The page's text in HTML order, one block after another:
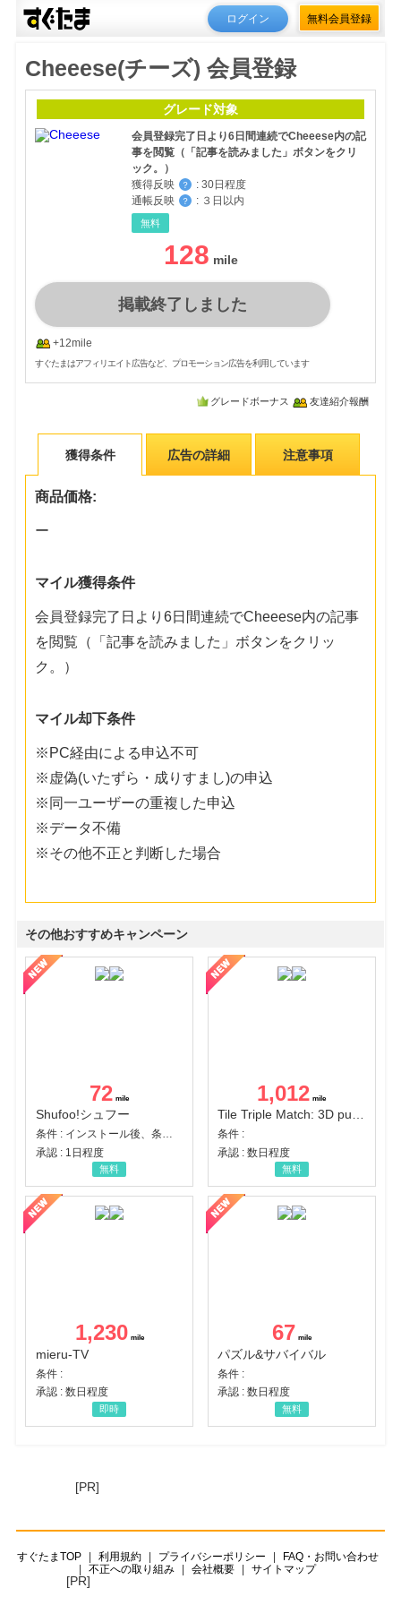
ログイン 無料会員登録
Cheeese(チーズ) 会員登録
グレード対象
会員登録完了日より6日間連続でCheeese内の記
事を閲覧（「記事を読みました」ボタンをクリ
ック。）
獲得反映
？ : 30日程度
通帳反映
？ : ３日以内
無料
128
掲載終了しました
+12mile
すぐたまはアフィリエイト広告など、プロモーション広告を利用しています
グレードボーナス 友達紹介報酬
獲得条件 広告の詳細 注意事項
商品価格:
ー
マイル獲得条件
会員登録完了日より6日間連続でCheeese内の記事
を閲覧（「記事を読みました」ボタンをクリッ
ク。）
マイル却下条件
※PC経由による申込不可
※虚偽(いたずら・成りすまし)の申込
※同一ユーザーの重複した申込
※データ不備
※その他不正と判断した場合
その他おすすめキャンペーン
72
Shufoo!シュフー
条件 : インストール後、条件達成
承認 : 1日程度
無料
1,012
Tile Triple Match: 3D puzzle
条件 :
承認 : 数日程度
無料
1,230
mieru-TV
条件 :
承認 : 数日程度
即時
67
パズル&サバイバル
条件 :
承認 : 数日程度
無料
[PR]
すぐたまTOP 利用規約 プライバシーポリシー
FAQ・お問い合わせ
不正への取り組み
会社概要 サイトマップ
[PR]